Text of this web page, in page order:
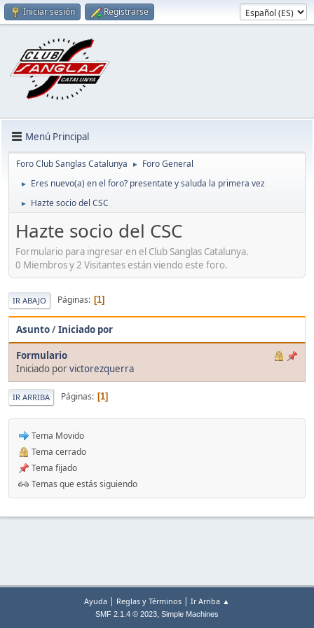
Iniciar sesión Registrarse
Menú Principal
Foro Club Sanglas Catalunya ► Foro General
► Eres nuevo(a) en el foro? presentate y saluda la primera vez
► Hazte socio del CSC
Hazte socio del CSC
Formulario para ingresar en el Club Sanglas Catalunya.
0 Miembros y 2 Visitantes están viendo este foro.
IR ABAJO Páginas 1
Asunto/Iniciado por
Formulario
Iniciado porvictorezquerra
IR ARRIBA Páginas 1
Tema Movido
Tema cerrado
Tema fijado
Temas que estás siguiendo
Ayuda | Reglas y Términos | Ir Arriba ▲
SMF 2.1.4 © 2023, Simple Machines